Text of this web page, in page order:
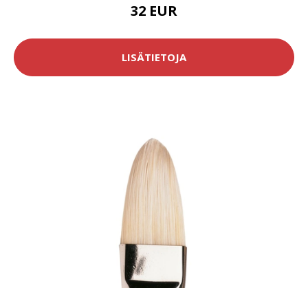
32 EUR
LISÄTIETOJA